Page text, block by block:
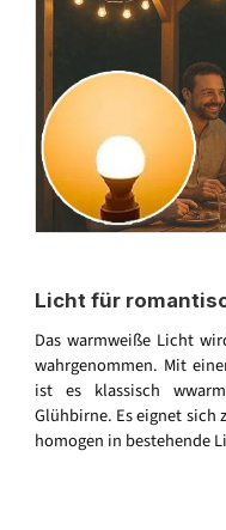
Licht für
Das warmweiße Licht
wahrgenommen. Mit
ist es klassisch
Glühbirne. Es eignet sich
homogen in bestehende